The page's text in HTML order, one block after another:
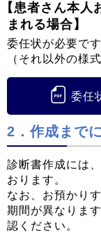
【患者さん本
まれる場合】
委任状が必要で
（それ以外の様
委任
2．作成まで
診断書作成には
おります。
なお、お預かり
期間が異なりま
認ください。